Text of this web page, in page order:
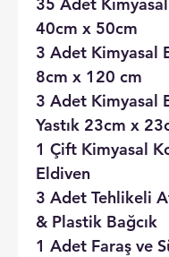
40cm x 50cm
3 Adet Kimyasal
8cm x 120 cm
3 Adet Kimyasal
Yastık 23cm x
1 Çift Kimyasal
Eldiven
3 Adet Tehlikeli
& Plastik Bağcık
1 Adet Faraş ve